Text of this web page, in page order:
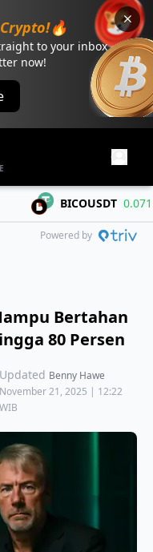
to your inbox
now!
BICOUSDT 0.07116
Powered by
Bertahan
80 Persen
Updated Benny Hawe
November 21, 2025 | 12:22
WIB